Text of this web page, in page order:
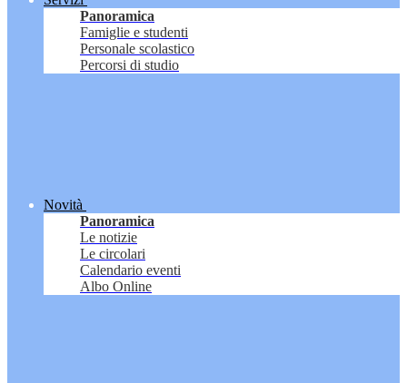
Panoramica
Famiglie e studenti
Personale scolastico
Percorsi di studio
Novità
Panoramica
Le notizie
Le circolari
Calendario eventi
Albo Online